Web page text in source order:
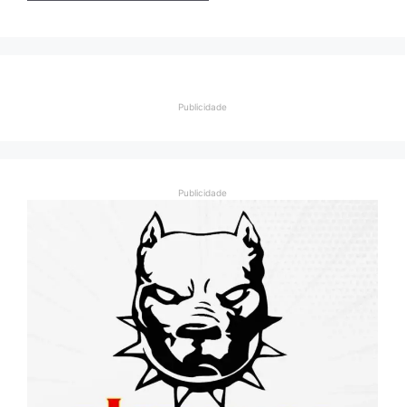
Publicidade
Publicidade